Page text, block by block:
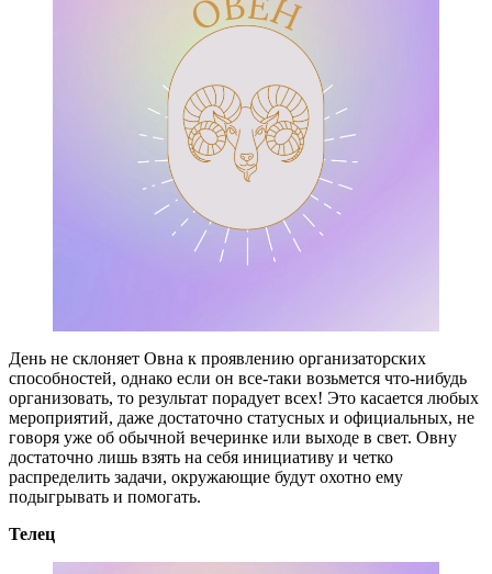
День не склоняет Овна к проявлению организаторских
способностей, однако если он все-таки возьмется что-нибудь
организовать, то результат порадует всех! Это касается любых
мероприятий, даже достаточно статусных и официальных, не
говоря уже об обычной вечеринке или выходе в свет. Овну
достаточно лишь взять на себя инициативу и четко
распределить задачи, окружающие будут охотно ему
подыгрывать и помогать.
Телец